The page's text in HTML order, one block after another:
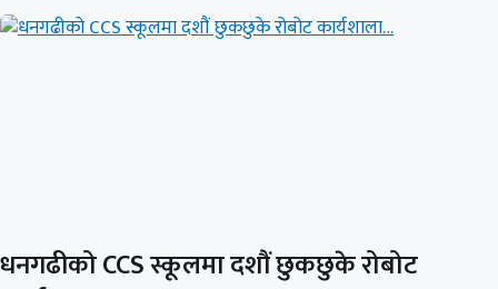
धनगढीको CCS स्कूलमा दशौं छुकछुके रोबोट